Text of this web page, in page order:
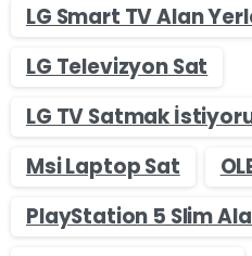
LG Smart TV Alan
LG Televizyon Sat
LG TV Satmak
Msi Laptop Sat
PlayStation 5 Slim